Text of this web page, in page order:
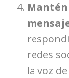
Mantén
redes
la voz